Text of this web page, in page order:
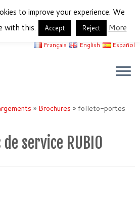
Español
English
Français
» Brochures » folleto-portes
service RUBIO
to improve your experience. We
with this.
Accept Reject More